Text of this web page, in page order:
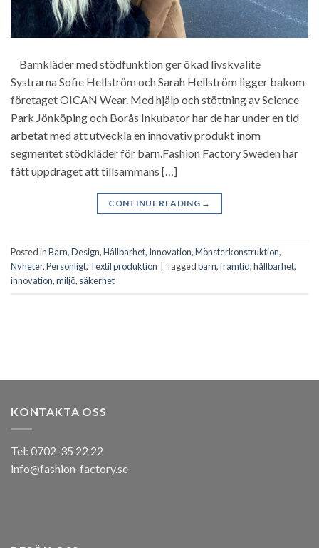
Barnkläder med stödfunktion ger ökad livskvalité
Systrarna Sofie Hellström och Sarah Hellström ligger bakom
företaget OICAN Wear. Med hjälp och stöttning av Science
Park Jönköping och Borås Inkubator har de har under en tid
arbetat med att utveckla en innovativ produkt inom
segmentet stödkläder för barn.Fashion Factory Sweden har
fått uppdraget att tillsammans […]
CONTINUE READING →
Posted inBarn,Design,Hållbarhet, Innovation,Mönsterkonstruktion,
Nyheter,Personligt, Textil produktion Taggedbarn,framtid,hållbarhet,
innovation,miljö, säkerhet
KONTAKTA OSS
Tel: 0702-35 22 22
info@fashion-factory.se